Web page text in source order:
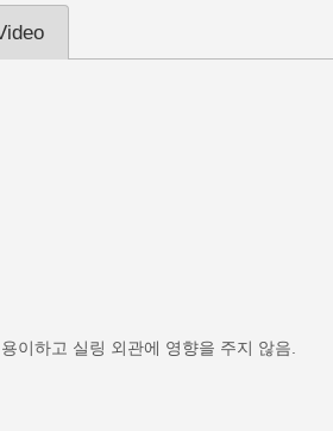
이하고 실링 외관에 영향을 주지 않음.